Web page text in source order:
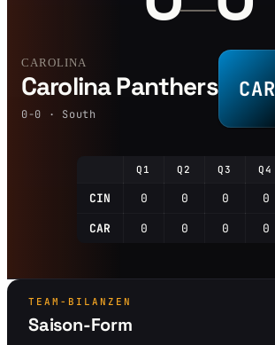
CAROLINA
Carolina Panthers
0-0 · South
CAR
Q1 Q2 Q3 Q4
CIN 0 0 0 0
CAR
0 0 0 0
TEAM-BILANZEN
Saison-Form